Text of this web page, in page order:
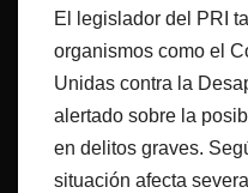
El legislador del PRI
organismos como el
Unidas contra la
alertado sobre la
en delitos graves.
situación afecta